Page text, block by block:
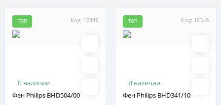
Код: 12349
ТОП
В наличии
Фен Philips BHD504/00
Код: 12346
ТОП
В наличии
Фен Philips BHD341/10